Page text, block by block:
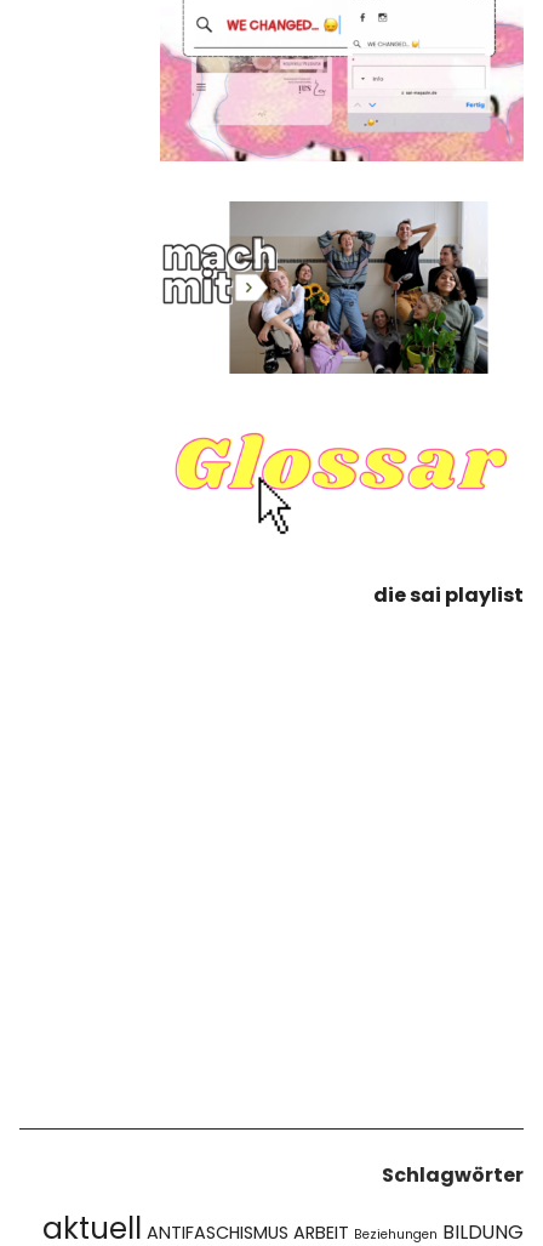
die sai playlist
Schlagwörter
aktuell ANTIFASCHISMUS ARBEIT Beziehungen BILDUNG